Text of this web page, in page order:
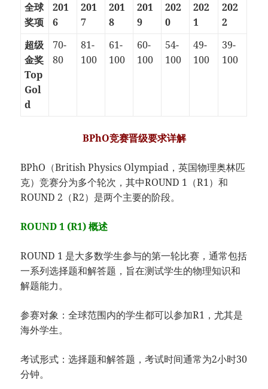
全球
奖项
201
6
201
7
201
8
201
9
202
0
202
1
202
2
超级
金奖
Top
Gol
d
70-
80
81-
100
61-
100
60-
100
54-
100
49-
100
39-
100
BPhO竞赛晋级要求详解
BPhO（British Physics Olympiad，英国物理奥林匹
克）竞赛分为多个轮次，其中ROUND 1（R1）和
ROUND 2（R2）是两个主要的阶段。
ROUND 1 (R1) 概述
ROUND 1 是大多数学生参与的第一轮比赛，通常包括
一系列选择题和解答题，旨在测试学生的物理知识和
解题能力。
参赛对象：全球范围内的学生都可以参加R1，尤其是
海外学生。
考试形式：选择题和解答题，考试时间通常为2小时30
分钟。